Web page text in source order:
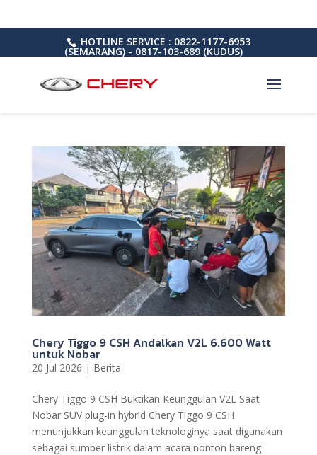
HOTLINE SERVICE : 0822-1177-6953
(SEMARANG) - 0817-103-689 (KUDUS)
Chery Tiggo 9 CSH Andalkan V2L 6.600 Watt
untuk Nobar
20 Jul 2026 | Berita
Chery Tiggo 9 CSH Buktikan Keunggulan V2L Saat
Nobar SUV plug-in hybrid Chery Tiggo 9 CSH
menunjukkan keunggulan teknologinya saat digunakan
sebagai sumber listrik dalam acara nonton bareng